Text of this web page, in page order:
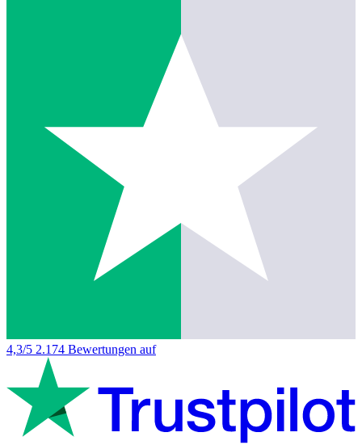
4,3/5 2.174 Bewertungen auf